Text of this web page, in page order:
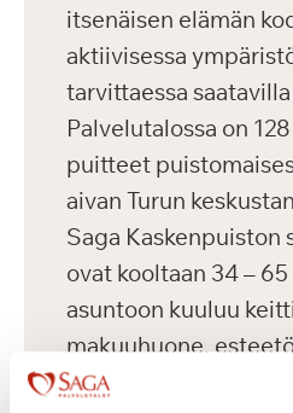
itsenäisen elämän
aktiivisessa
tarvittaessa
Palvelutalossa on
puitteet
aivan Turun
Saga Kaskenpuiston
ovat kooltaan 34 –
asuntoon kuuluu
makuuhuone,
parveke ja